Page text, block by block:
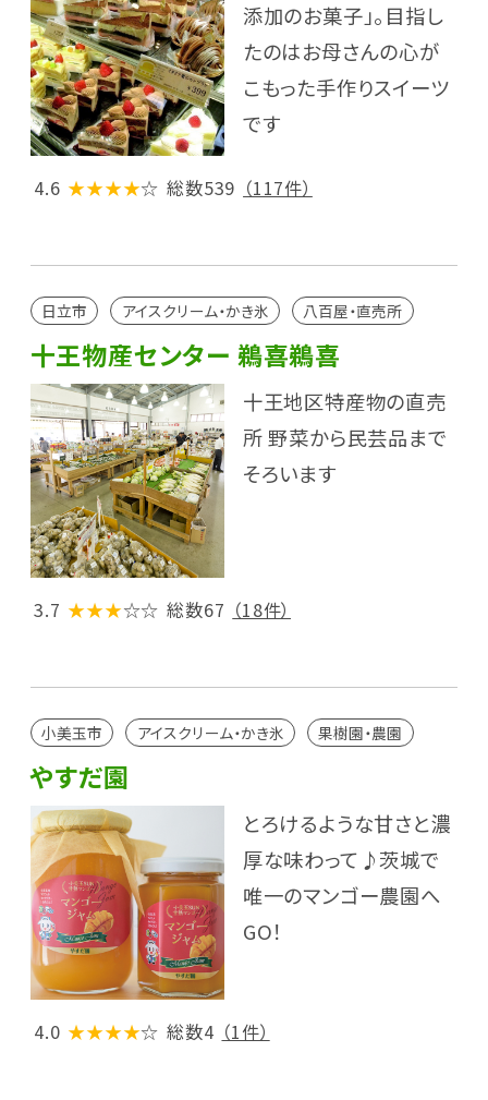
添加のお菓子」。目指し
たのはお母さんの心が
こもった手作りスイーツ
です
4.6 ★★★★☆ 総数539 （117件）
日立市 アイスクリーム・かき氷 八百屋・直売所
十王物産センター 鵜喜鵜喜
十王地区特産物の直売
所 野菜から民芸品まで
そろいます
3.7 ★★★☆☆ 総数67 （18件）
小美玉市 アイスクリーム・かき氷 果樹園・農園
やすだ園
とろけるような甘さと濃
厚な味わって♪茨城で
唯一のマンゴー農園へ
GO！
4.0 ★★★★☆ 総数4 （1件）